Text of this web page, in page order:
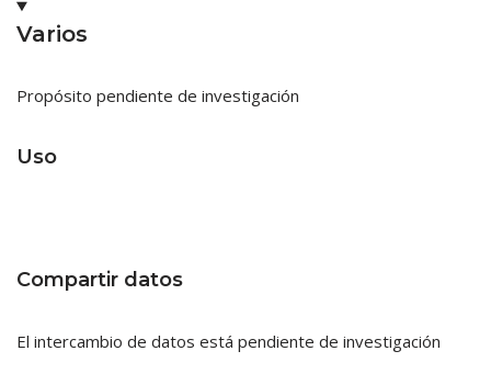
Varios
Propósito pendiente de investigación
Uso
Compartir datos
El intercambio de datos está pendiente de investigación